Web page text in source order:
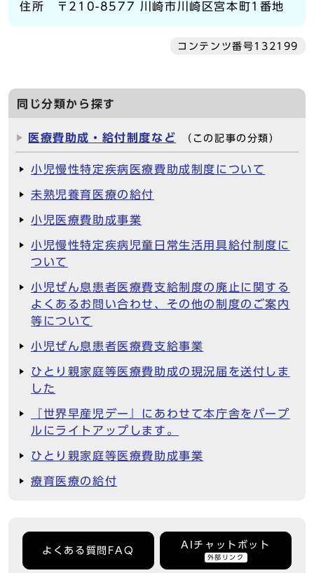
住所 〒210-8577 川崎市川崎区宮本町1番地
コンテンツ番号132199
同じ分類から探す
医療費助成・給付制度など （この記事の分類）
小児慢性特定疾病医療費助成制度について
未熟児養育医療の給付
小児医療費助成事業
小児慢性特定疾病児童日常生活用具給付制度に
ついて
小児ぜん息患者医療費支給制度の廃止に関する
よくあるお問い合わせ、その他の制度のご案内
等について
小児ぜん息患者医療費支給事業
ひとり親家庭等医療費助成の現況届を送付しま
した
『世界早産児デー』にあわせて本庁舎をパープ
ルにライトアップします。
ひとり親家庭等医療費助成事業
療育医療の給付
よくある質問FAQ
AIチャットボット
外部リンク